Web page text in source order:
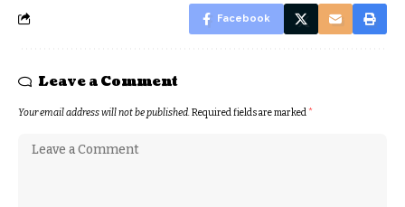
Facebook
Leave a Comment
Your email address will not be published.Required fields are marked*